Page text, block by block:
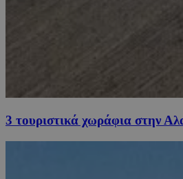
3 τουριστικά χωράφια στην